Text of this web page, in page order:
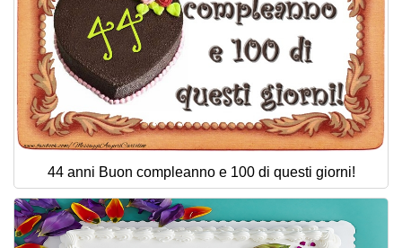
44 anni Buon compleanno e 100 di questi giorni!